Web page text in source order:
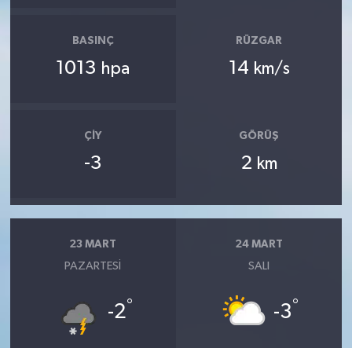
BASINÇ
1013 hpa
RÜZGAR
14 km/s
ÇIY
-3
GÖRÜŞ
2 km
23 MART
PAZARTESI
-2°
24 MART
SALI
-3°